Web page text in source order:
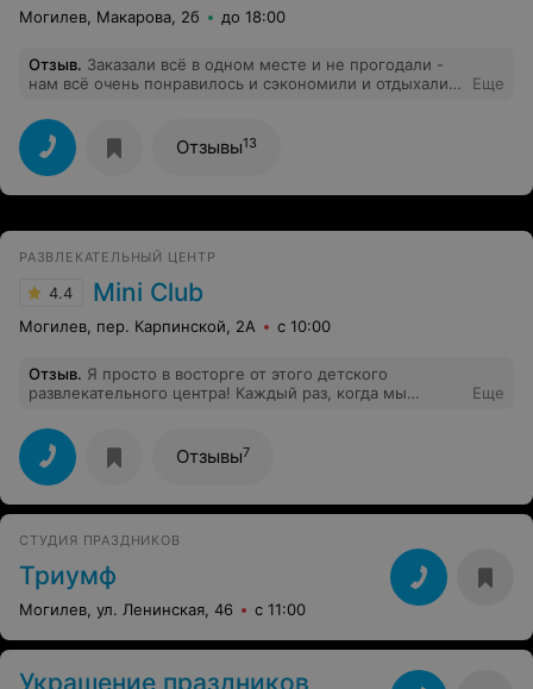
Могилев, Макарова, 2б до 18:00
Отзыв. Заказали всё в одном месте и не прогодали -
нам всё очень понравилось и сэкономили и отдыхали
команде, адекватные цены и все услуги в одном
месте!
Еще
Отзывы13
РАЗВЛЕКАТЕЛЬНЫЙ ЦЕНТР
4.4 Mini Club
Могилев, пер. Карпинской, 2А с 10:00
Отзыв. Я просто в восторге от этого детского
развлекательного центра! Каждый раз, когда мы
его друзья остаются довольны на 100%. Всё продумано
до мелочей: весёлые программы , разнообразные
игры, яркая и безопасная обстановка. Праздники
всегда проходят на высоте — это гарантировано!
Атмосфера радости и счастья создаёт особенно
и Кирилла делает всё мероприятие организованным и
незабываемым. Рекомендуем всем мамам и папам —
сюда стоит приходить снова и снова!
Еще
Отзывы7
СТУДИЯ ПРАЗДНИКОВ
Триумф
Могилев, ул. Ленинская, 46 с 11:00
Украшение праздников